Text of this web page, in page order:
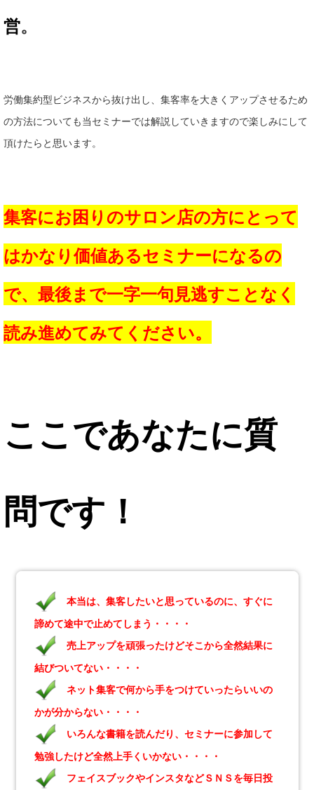
営。
労働集約型ビジネスから抜け出し、集客率を大きくアップさせるため
の方法についても当セミナーでは解説していきますので楽しみにして
頂けたらと思います。
集客にお困りのサロン店の方にとって
はかなり価値あるセミナーになるの
で、最後まで一字一句見逃すことなく
読み進めてみてください。
ここであなたに質
問です！
本当は、集客したいと思っているのに、すぐに
諦めて途中で止めてしまう・・・・
売上アップを頑張ったけどそこから全然結果に
結びついてない・・・・
ネット集客で何から手をつけていったらいいの
かが分からない・・・・
いろんな書籍を読んだり、セミナーに参加して
勉強したけど全然上手くいかない・・・・
フェイスブックやインスタなどＳＮＳを毎日投